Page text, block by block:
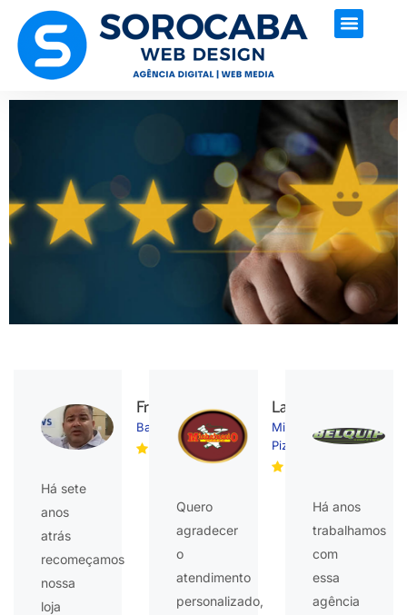
Frederico
Bazar News
Há sete
anos
atrás
recomeçamos
nossa
loja
Lana
Micheluccio
Pizzaria
Quero
agradecer
o
atendimento
personalizado,
Há anos
trabalhamos
com
essa
agência